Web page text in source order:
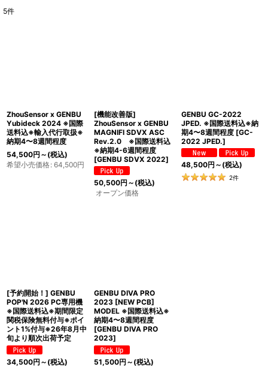
5件
ZhouSensor x GENBU
Yubideck 2024 ※国際
送料込※輸入代行取扱※
納期4〜8週間程度
54,500円 ～ (税込)
希望小売価格: 64,500円
[機能改善版]
ZhouSensor x GENBU
MAGNIFI SDVX ASC
Rev.2.0 ※国際送料込
※納期4-6週間程度
[GENBU SDVX 2022]
50,500円 ～ (税込)
オープン価格
GENBU GC-2022
JPED. ※国際送料込※納
期4〜8週間程度 [GC-
2022 JPED.]
48,500円 ～ (税込)
2件
[予約開始！] GENBU
POP'N 2026 PC専用機
※国際送料込※期間限定
関税保険無料付与※ポイ
ント1%付与※26年8月中
旬より順次出荷予定
34,500円 ～ (税込)
GENBU DIVA PRO
2023 [NEW PCB]
MODEL ※国際送料込※
納期4〜8週間程度
[GENBU DIVA PRO
2023]
51,500円 ～ (税込)